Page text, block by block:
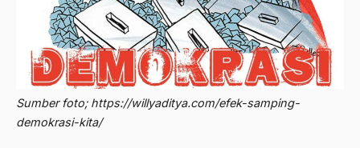
Sumber foto; https://willyaditya.com/efek-samping-
demokrasi-kita/
2013
2012
2011
Abad Modern
Abd. Moqsith Ghazali
Abdi Masyarakat
abdul wahid hasyim